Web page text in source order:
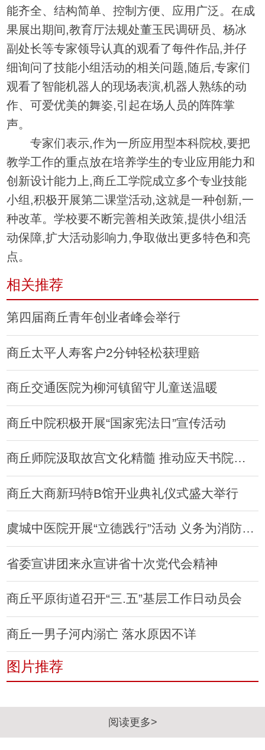
能齐全、结构简单、控制方便、应用广泛。在成
果展出期间,教育厅法规处董玉民调研员、杨冰
副处长等专家领导认真的观看了每件作品,并仔
细询问了技能小组活动的相关问题,随后,专家们
观看了智能机器人的现场表演,机器人熟练的动
作、可爱优美的舞姿,引起在场人员的阵阵掌
声。
专家们表示,作为一所应用型本科院校,要把
教学工作的重点放在培养学生的专业应用能力和
创新设计能力上,商丘工学院成立多个专业技能
小组,积极开展第二课堂活动,这就是一种创新,一
种改革。学校要不断完善相关政策,提供小组活
动保障,扩大活动影响力,争取做出更多特色和亮
点。
相关推荐
第四届商丘青年创业者峰会举行
商丘太平人寿客户2分钟轻松获理赔
商丘交通医院为柳河镇留守儿童送温暖
商丘中院积极开展“国家宪法日”宣传活动
商丘师院汲取故宫文化精髓 推动应天书院研究
商丘大商新玛特B馆开业典礼仪式盛大举行
虞城中医院开展“立德践行”活动 义务为消防员体检
省委宣讲团来永宣讲省十次党代会精神
商丘平原街道召开“三.五”基层工作日动员会
商丘一男子河内溺亡 落水原因不详
图片推荐
阅读更多>